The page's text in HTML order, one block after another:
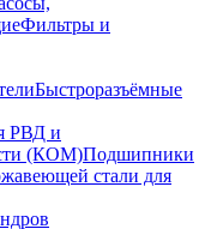
Фильтры и
Быстроразъёмные
РВД и
(КОМ)Подшипники
стали для